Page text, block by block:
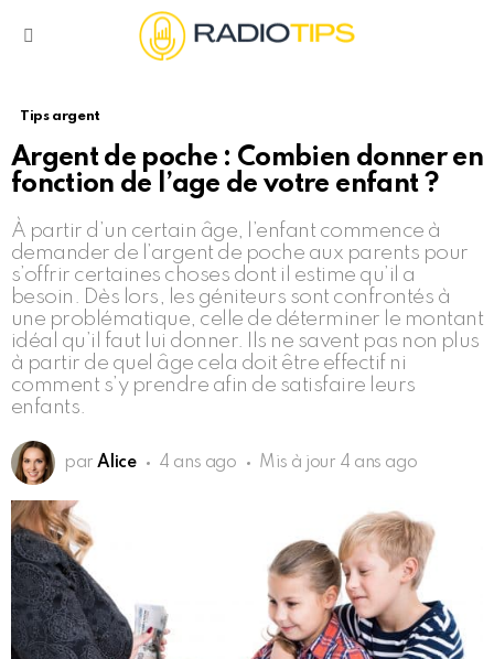
Tips argent
Argent de poche : Combien donner en
fonction de l’age de votre enfant ?
À partir d’un certain âge, l’enfant commence à
demander de l’argent de poche aux parents pour
s’offrir certaines choses dont il estime qu’il a
besoin. Dès lors, les géniteurs sont confrontés à
une problématique, celle de déterminer le montant
idéal qu’il faut lui donner. Ils ne savent pas non plus
à partir de quel âge cela doit être effectif ni
comment s’y prendre afin de satisfaire leurs
enfants.
par Alice 4 ans ago Mis à jour 4 ans ago